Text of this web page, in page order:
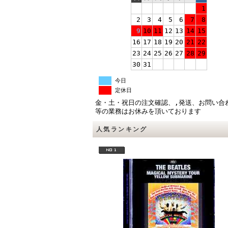
1
2
3 4 5 6 7
8
9 10 11 12 13 14 15
16 17 18 19 20 21 22
23 24 25 26 27 28 29
30 31
今日
定休日
金・土・祝日の注文確認、,発送、お問い合
等の業務はお休みを頂いております
人気ランキング